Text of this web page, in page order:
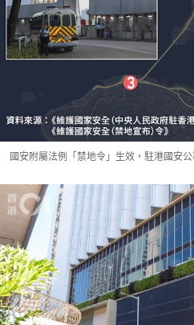
國安附屬法例「禁地令」生效，駐港國安